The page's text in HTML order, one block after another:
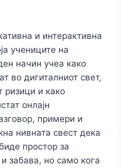
и интерактивна
учениците на
начин учеа како
во дигиталниот свет,
ризици и како
онлајн
примери и
нивната свест дека
простор за
забава, но само кога